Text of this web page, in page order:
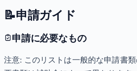
📝申請ガイド
申請に必要なもの
注意: このリストは一般的な申請書